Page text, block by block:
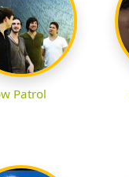
Patrol